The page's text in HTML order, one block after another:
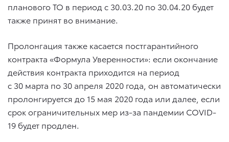
планового ТО в период с 30.03.20 по 30.04.20 будет
также принят во внимание.
Пролонгация также касается постгарантийного
контракта «Формула Уверенности»: если окончание
действия контракта приходится на период
с 30 марта по 30 апреля 2020 года, он автоматически
пролонгируется до 15 мая 2020 года или далее, если
срок ограничительных мер из-за пандемии COVID-
19 будет продлен.